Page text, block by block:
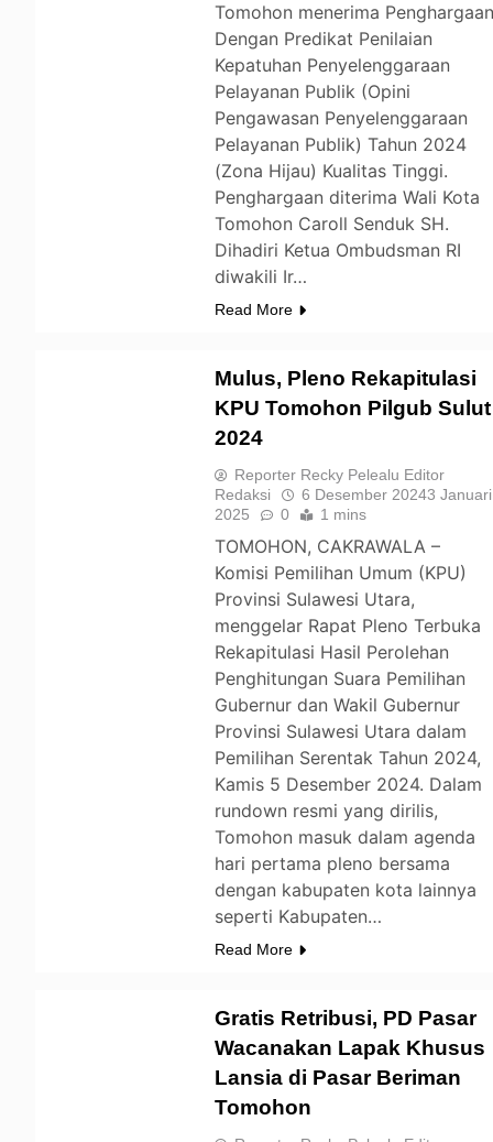
Tomohon menerima
Dengan Predikat Penilaian
Kepatuhan Penyelenggaraan
Pelayanan Publik (Opini
Pengawasan Penyelenggaraan
Pelayanan Publik) Tahun 2024
(Zona Hijau) Kualitas Tinggi.
Penghargaan diterima Wali Kota
Tomohon Caroll Senduk SH.
Dihadiri Ketua Ombudsman RI
diwakili Ir…
Read More
Mulus, Pleno Rekapitulasi
KPU Tomohon Pilgub Sulut
2024
Reporter Recky Pelealu Editor
Redaksi
6 Desember 20243 Januari
2025
0 1 mins
TOMOHON, CAKRAWALA –
Komisi Pemilihan Umum (KPU)
Provinsi Sulawesi Utara,
menggelar Rapat Pleno Terbuka
Rekapitulasi Hasil Perolehan
Penghitungan Suara Pemilihan
Gubernur dan Wakil Gubernur
Provinsi Sulawesi Utara dalam
Pemilihan Serentak Tahun 2024,
Kamis 5 Desember 2024. Dalam
rundown resmi yang dirilis,
Tomohon masuk dalam agenda
hari pertama pleno bersama
dengan kabupaten kota lainnya
seperti Kabupaten…
Read More
Gratis Retribusi, PD Pasar
Wacanakan Lapak Khusus
Lansia di Pasar Beriman
Tomohon